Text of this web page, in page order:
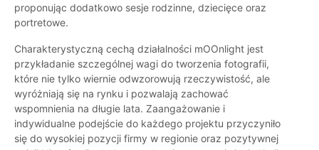
proponując dodatkowo sesje rodzinne, dziecięce oraz
portretowe.
Charakterystyczną cechą działalności mOOnlight jest
przykładanie szczególnej wagi do tworzenia fotografii,
które nie tylko wiernie odwzorowują rzeczywistość, ale
wyróżniają się na rynku i pozwalają zachować
wspomnienia na długie lata. Zaangażowanie i
indywidualne podejście do każdego projektu przyczyniło
się do wysokiej pozycji firmy w regionie oraz pozytywnej